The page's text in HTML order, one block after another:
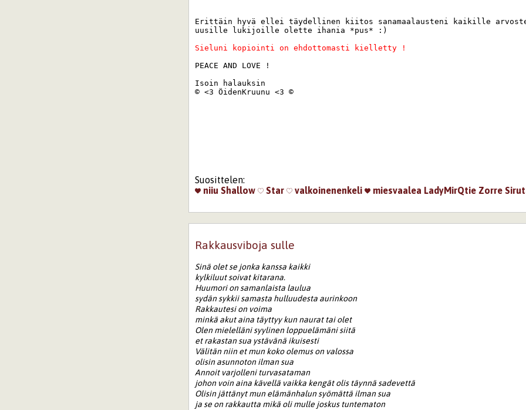
Erittäin hyvä ellei täydellinen kiitos sanamaalausteni kaikille
uusille lukijoille olette ihania *pus* :)
Sieluni kopiointi on ehdottomasti kielletty !
PEACE AND LOVE !
Isoin halauksin
© <3 ÖidenKruunu <3 ©
Suosittelen:
niiu Shallow Star valkoinenenkeli miesvaalea LadyMirQtie Zorre
Rakkausviboja sulle
Sinä olet se jonka kanssa kaikki
kylkiluut soivat kitarana.
Huumori on samanlaista laulua
sydän sykkii samasta hulluudesta aurinkoon
Rakkautesi on voima
minkä akut aina täyttyy kun naurat tai olet
Olen mielelläni syylinen loppuelämäni siitä
et rakastan sua ystävänä ikuisesti
Välitän niin et mun koko olemus on valossa
olisin asunnoton ilman sua
Annoit varjolleni turvasataman
johon voin aina kävellä vaikka kengät olis täynnä sadevettä
Olisin jättänyt mun elämänhalun syömättä ilman sua
ja se on rakkautta mikä oli mulle joskus tuntematon